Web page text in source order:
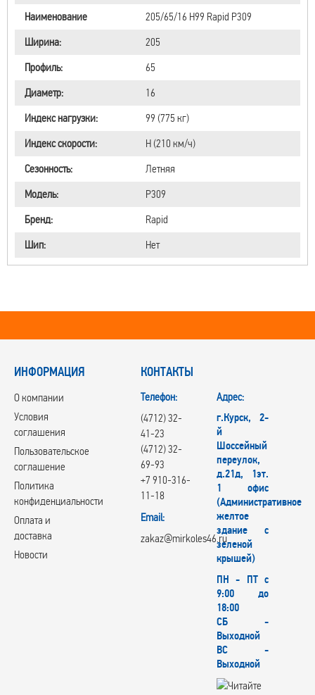
Наименование
205/65/16 H99 Rapid P309
Ширина:
205
Профиль:
65
Диаметр:
16
Индекс нагрузки:
99 (775 кг)
Индекс скорости:
H (210 км/ч)
Сезонность:
Летняя
Модель:
P309
Бренд:
Rapid
Шип:
Нет
ИНФОРМАЦИЯ
О компании
Условия
соглашения
Пользовательское
соглашение
Политика
конфиденциальности
Оплата и
доставка
Новости
КОНТАКТЫ
Телефон:
(4712) 32-
41-23
(4712) 32-
69-93
+7 910-316-
11-18
Email:
zakaz@mirkoles46.ru
Адрес:
г.Курск, 2-
й
Шоссейный
переулок,
д.21д, 1эт.
1 офис
(Административное
желтое
здание с
зеленой
крышей)
ПН - ПТ с
9:00 до
18:00
СБ -
Выходной
ВС -
Выходной